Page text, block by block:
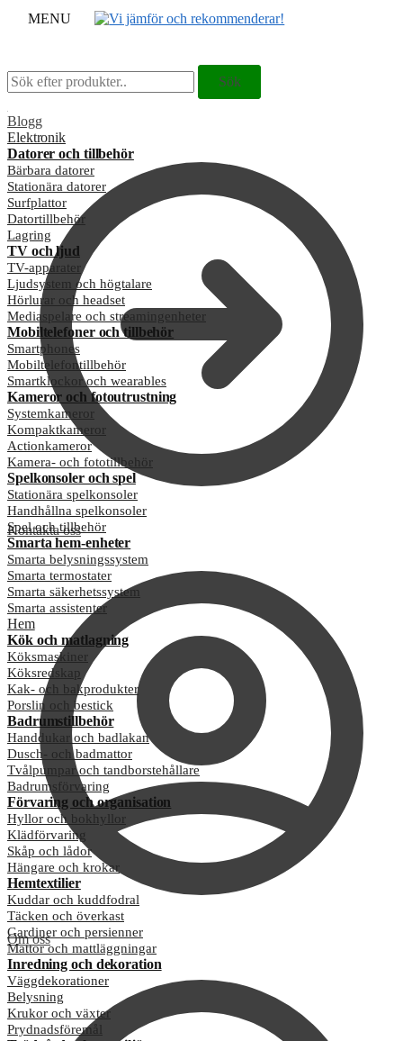
MENU
Sök
efter:
Sök
Blogg
Kontakta oss
Om oss
Sök
efter:
Sök
Elektronik
Datorer och tillbehör
Bärbara datorer
Stationära datorer
Surfplattor
Datortillbehör
Lagring
TV och ljud
TV-apparater
Ljudsystem och högtalare
Hörlurar och headset
Mediaspelare och streamingenheter
Mobiltelefoner och tillbehör
Smartphones
Mobiltelefontillbehör
Smartklockor och wearables
Kameror och fotoutrustning
Systemkameror
Kompaktkameror
Actionkameror
Kamera- och fototillbehör
Spelkonsoler och spel
Stationära spelkonsoler
Handhållna spelkonsoler
Spel och tillbehör
Smarta hem-enheter
Smarta belysningssystem
Smarta termostater
Smarta säkerhetssystem
Smarta assistenter
Hem
Kök och matlagning
Köksmaskiner
Köksredskap
Kak- och bakprodukter
Porslin och bestick
Badrumstillbehör
Handdukar och badlakan
Dusch- och badmattor
Tvålpumpar och tandborstehållare
Badrumsförvaring
Förvaring och organisation
Hyllor och bokhyllor
Klädförvaring
Skåp och lådor
Hängare och krokar
Hemtextilier
Kuddar och kuddfodral
Täcken och överkast
Gardiner och persienner
Mattor och mattläggningar
Inredning och dekoration
Väggdekorationer
Belysning
Krukor och växter
Prydnadsföremål